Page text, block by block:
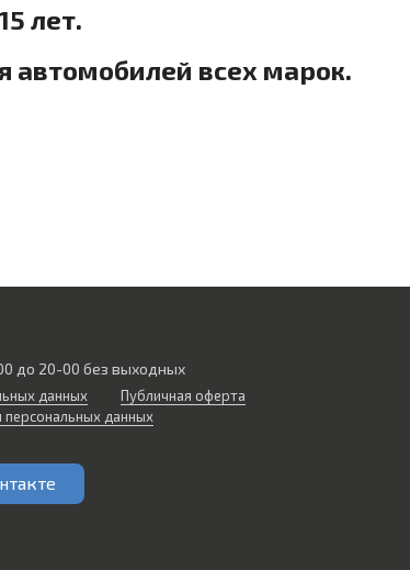
лет.
автомобилей всех марок.
до 20-00 без выходных
данных
Публичная оферта
данных